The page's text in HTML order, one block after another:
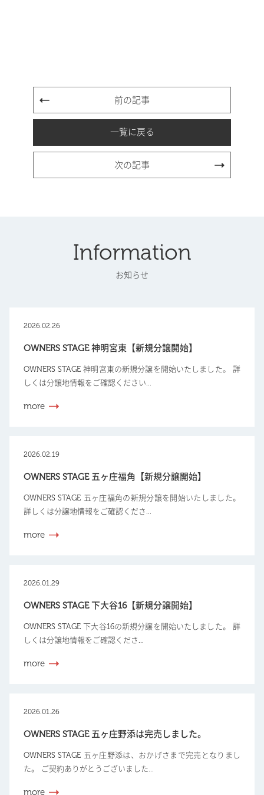
前の記事
一覧に戻る
次の記事
Information
お知らせ
2026.02.26
OWNERS STAGE 神明宮東【新規分譲開始】
OWNERS STAGE 神明宮東の新規分譲を開始いたしました。 詳
しくは分譲地情報をご確認ください...
more
2026.02.19
OWNERS STAGE 五ヶ庄福角【新規分譲開始】
OWNERS STAGE 五ヶ庄福角の新規分譲を開始いたしました。
詳しくは分譲地情報をご確認くださ...
more
2026.01.29
OWNERS STAGE 下大谷16【新規分譲開始】
OWNERS STAGE 下大谷16の新規分譲を開始いたしました。 詳
しくは分譲地情報をご確認くださ...
more
2026.01.26
OWNERS STAGE 五ヶ庄野添は完売しました。
OWNERS STAGE 五ヶ庄野添は、おかげさまで完売となりまし
た。 ご契約ありがとうございました...
more